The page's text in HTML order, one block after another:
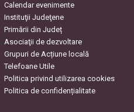
Calendar evenimente
Instituţii Judeţene
Primării din Județ
Asociaţii de dezvoltare
Grupuri de Acțiune locală
Telefoane Utile
Politica privind utilizarea cookies
Politica de confidențialitate